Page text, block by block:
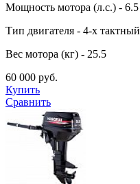
Мощность мотора (л.с.) - 6.5
Тип двигателя - 4-х тактный
Вес мотора (кг) - 25.5
60 000 руб.
Купить
Сравнить